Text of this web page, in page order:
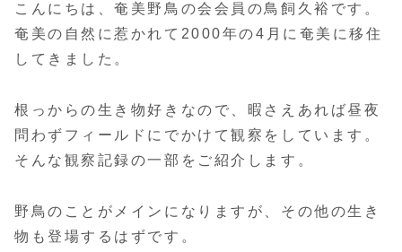
こんにちは、奄美野鳥の会会員の鳥飼久裕です。
奄美の自然に惹かれて2000年の4月に奄美に移住
してきました。
根っからの生き物好きなので、暇さえあれば昼夜
問わずフィールドにでかけて観察をしています。
そんな観察記録の一部をご紹介します。
野鳥のことがメインになりますが、その他の生き
物も登場するはずです。